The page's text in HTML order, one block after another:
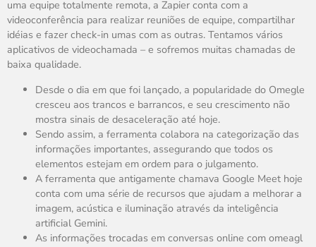
uma equipe totalmente remota, a Zapier conta com a
videoconferência para realizar reuniões de equipe, compartilhar
idéias e fazer check-in umas com as outras. Tentamos vários
aplicativos de videochamada – e sofremos muitas chamadas de
baixa qualidade.
Desde o dia em que foi lançado, a popularidade do Omegle
cresceu aos trancos e barrancos, e seu crescimento não
mostra sinais de desaceleração até hoje.
Sendo assim, a ferramenta colabora na categorização das
informações importantes, assegurando que todos os
elementos estejam em ordem para o julgamento.
A ferramenta que antigamente chamava Google Meet hoje
conta com uma série de recursos que ajudam a melhorar a
imagem, acústica e iluminação através da inteligência
artificial Gemini.
As informações trocadas em conversas online com omeagl